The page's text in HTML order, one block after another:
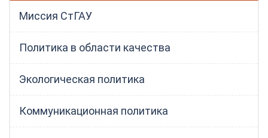
Миссия СтГАУ
Политика в области качества
Экологическая политика
Коммуникационная политика